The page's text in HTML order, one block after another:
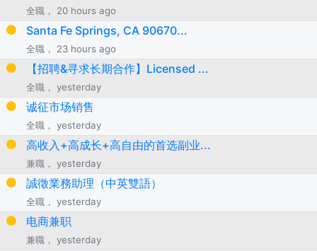
全職， 20 hours ago
Santa Fe Springs, CA 90670...
全職， 23 hours ago
【招聘&寻求长期合作】Licensed ...
全職， yesterday
诚征市场销售
全職， yesterday
高收入+高成长+高自由的首选副业...
兼職， yesterday
誠徵業務助理（中英雙語）
全職， yesterday
电商兼职
兼職， yesterday